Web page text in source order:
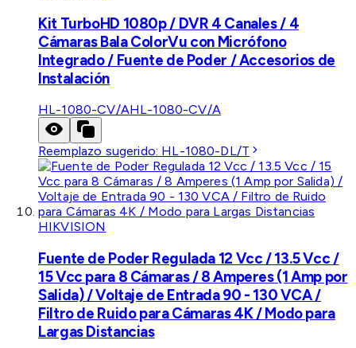
Kit TurboHD 1080p / DVR 4 Canales / 4
Cámaras Bala ColorVu con Micrófono
Integrado / Fuente de Poder / Accesorios de
Instalación
HL-1080-CV/AHL-1080-CV/A
Reemplazo sugerido: HL-1080-DL/T
HIKVISION
Fuente de Poder Regulada 12 Vcc / 13.5 Vcc /
15 Vcc para 8 Cámaras / 8 Amperes (1 Amp por
Salida) / Voltaje de Entrada 90 - 130 VCA /
Filtro de Ruido para Cámaras 4K / Modo para
Largas Distancias